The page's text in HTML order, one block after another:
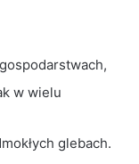
w wielu
glebach.